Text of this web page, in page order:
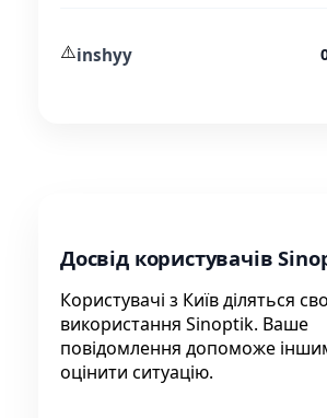
⚠️inshyy
Досвід користувачів
Користувачі з Київ діляться
використання Sinoptik. Ваше
повідомлення допоможе
оцінити ситуацію.